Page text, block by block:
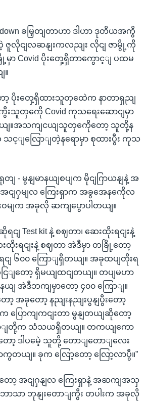
ခမြှတျတာဟာ ဒါဟာ ဒုတိယအကွိ
တဲ့ ဇူလိုငျလဆနျးကလညျး လိုငျ ဇာမွို့ကို
မှာ Covid ပိုးတှေ့ရှိတာကွောင့ျ ပထမ
။
ာ့ ပိုးတှေ့ရှိထားသူတှထေဲက နာတာရှညျ
းသူတှကေို Covid ကုသရေးဆောငျမှာ
ျ။အသကျငယျသူတှကေိုတော့ သူတို့န
သင့ျလြောျတဲ့နရောမှာ စုထားပွီး ကုသ
တျ - မွနျမာနယျစပျက မိုငျဂြာယနျနဲ့ အ
အငျဂှမျလ ကြေးရှာက အခွအေနကေိုလ
ဝမျက အခုလို ဆကျပွောပါတယျ။
ရငျ Test kit နဲ့ စဈတာ၊ ဆေးထိုးရငျးနဲ့
ထိုးရငျးနဲ့ စဈတာ အဲဒီမှာ တခြို့တော့
ျ ၆၀၀ ကြောျရှိတယျ။ အခုထပျတိုးရ
ငြျတော့ ရှိမယျထငျတယျ။ တပျမဟာ
နယျ အဲဒီဘကျမှာတော့ ၄၀၀ ကြောျ။
အခုတော့ နညျးနညျးပွနျပွီးတော့
ပြောကျကငျးတာ မွနျတယျဆိုတော့
ျတို့က သံသယရှိတယျ။ တကယျကော
တော့ ဒါပမေဲ့ သူတို့ တောျတောျလေး
တယျ။ ခုက လြော့တော့ လြော့လာပွီ။”
ာ့ အငျဂှနျလ ကြေးရှာနဲ့ အဆကျအသှ
သာ ဘုနျးတောျကွီး တပါးက အခုလို